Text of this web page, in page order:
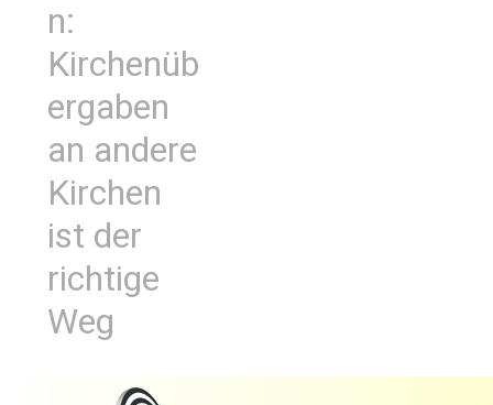
n:
Kirchenüb
ergaben
an andere
Kirchen
ist der
richtige
Weg